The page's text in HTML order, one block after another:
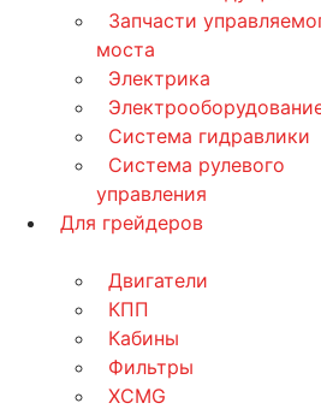
Запчасти
моста
Электрика
Система гидравлики
Система рулевого
управления
Для грейдеров
Двигатели
КПП
Кабины
Фильтры
XCMG